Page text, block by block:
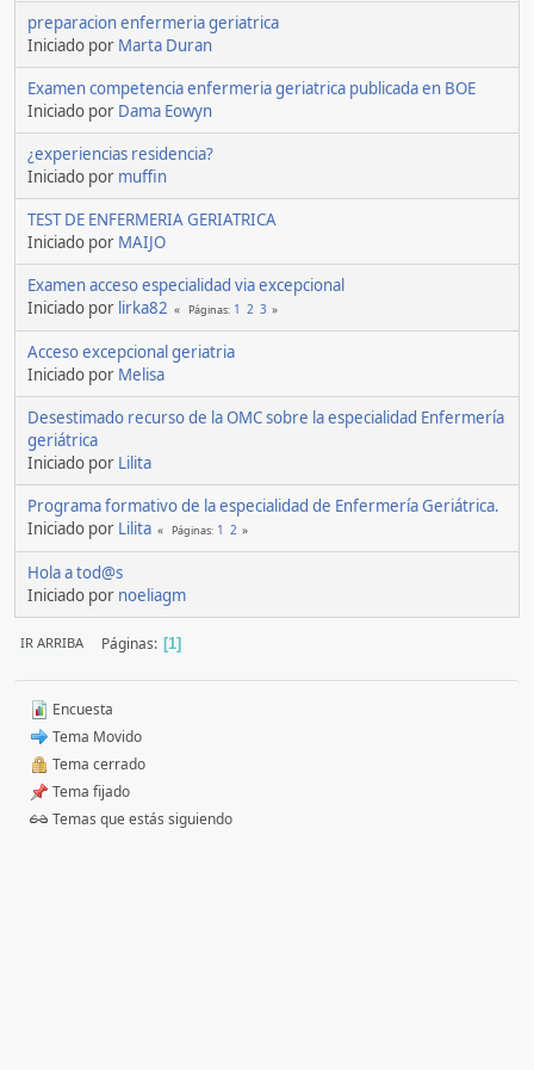
preparacion enfermeria geriatrica
Iniciado por Marta Duran
Examen competencia enfermeria geriatrica publicada en BOE
Iniciado por Dama Eowyn
¿experiencias residencia?
Iniciado por muffin
TEST DE ENFERMERIA GERIATRICA
Iniciado por MAIJO
Examen acceso especialidad via excepcional
Iniciado por lirka82 Páginas 1 2 3
Acceso excepcional geriatria
Iniciado por Melisa
Desestimado recurso de la OMC sobre la especialidad Enfermería
geriátrica
Iniciado por Lilita
Programa formativo de la especialidad de Enfermería Geriátrica.
Iniciado por Lilita Páginas 1 2
Hola a tod@s
Iniciado por noeliagm
IR ARRIBA Páginas 1
Encuesta
Tema Movido
Tema cerrado
Tema fijado
Temas que estás siguiendo